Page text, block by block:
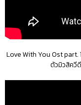
Love With You Ost part.
ตัวมิวสิควี